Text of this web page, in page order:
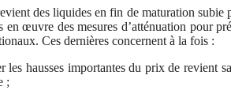
des liquides en fin de maturation
œuvre des mesures d’atténuation pour
Ces dernières concernent à la fois :
les hausses importantes du prix de revient
;